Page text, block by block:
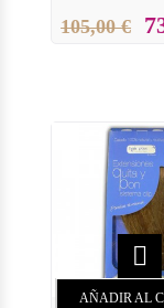
105,00 €

AÑADIR AL